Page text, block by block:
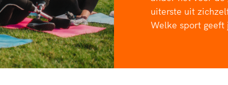
je
Lees
uiterste uit
Welke sport